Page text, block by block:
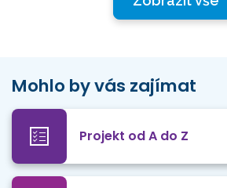
Mohlo by vás zajímat
Projekt od A do Z